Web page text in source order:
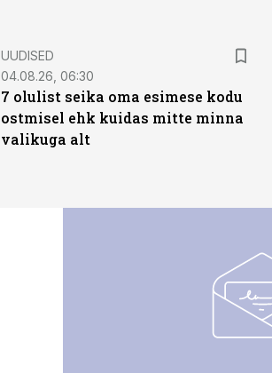
UUDISED
04.08.26, 06:30
7 olulist seika oma esimese kodu
ostmisel ehk kuidas mitte minna
valikuga alt